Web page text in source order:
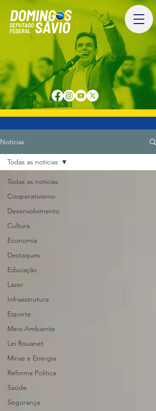
Notícias
Todas as notícias
Cooperativismo
Desenvolvimento
Cultura
Economia
Destaques
Educação
Lazer
Infraestrutura
Esporte
Meio Ambiente
Lei Rouanet
Minas e Energia
Reforma Política
Saúde
Segurança
Todas as notícias